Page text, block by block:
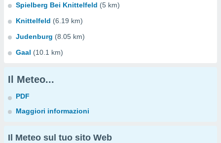
Spielberg Bei Knittelfeld (5 km)
Knittelfeld (6.19 km)
Judenburg (8.05 km)
Gaal (10.1 km)
Il Meteo...
PDF
Maggiori informazioni
Il Meteo sul tuo sito Web